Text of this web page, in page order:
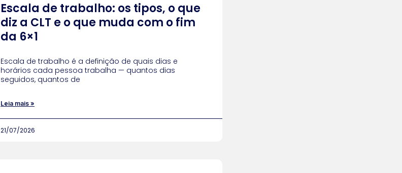
Escala de trabalho: os tipos, o que
diz a CLT e o que muda com o fim
da 6×1
Escala de trabalho é a definição de quais dias e
horários cada pessoa trabalha — quantos dias
seguidos, quantos de
Leia mais »
21/07/2026